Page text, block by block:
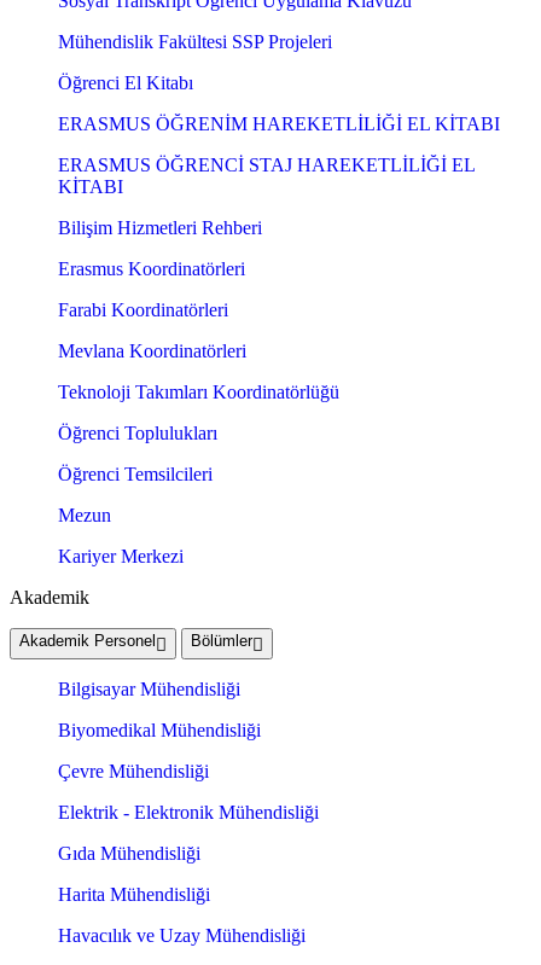
Mühendislik Fakültesi SSP Projeleri
Öğrenci El Kitabı
ERASMUS ÖĞRENİM HAREKETLİLİĞİ EL KİTABI
ERASMUS ÖĞRENCİ STAJ HAREKETLİLİĞİ EL
KİTABI
Bilişim Hizmetleri Rehberi
Erasmus Koordinatörleri
Farabi Koordinatörleri
Mevlana Koordinatörleri
Teknoloji Takımları Koordinatörlüğü
Öğrenci Toplulukları
Öğrenci Temsilcileri
Mezun
Kariyer Merkezi
Akademik
Akademik Personel Bölümler
Bilgisayar Mühendisliği
Biyomedikal Mühendisliği
Çevre Mühendisliği
Elektrik - Elektronik Mühendisliği
Gıda Mühendisliği
Harita Mühendisliği
Havacılık ve Uzay Mühendisliği